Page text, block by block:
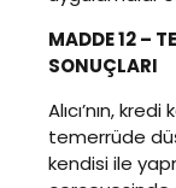
MADDE 12 –
SONUÇLARI
Alıcı’nın,
temerrüde
kendisi ile